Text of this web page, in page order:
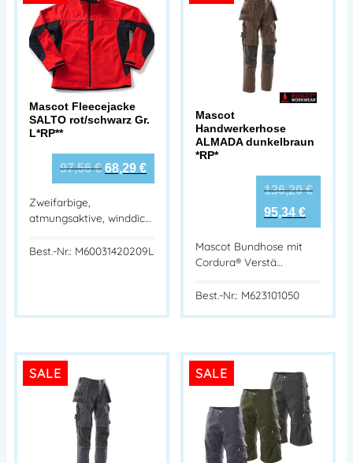
Mascot Fleecejacke
SALTO rot/schwarz Gr.
L*RP**
97,56€ 68,29 €
Zweifarbige,
atmungsaktive, winddic…
Best.-Nr.: M60031420209L
Mascot
Handwerkerhose
ALMADA dunkelbraun
*RP*
136,20€
95,34 €
Mascot Bundhose mit
Cordura® Verstä…
Best.-Nr.: M623101050
SALE SALE